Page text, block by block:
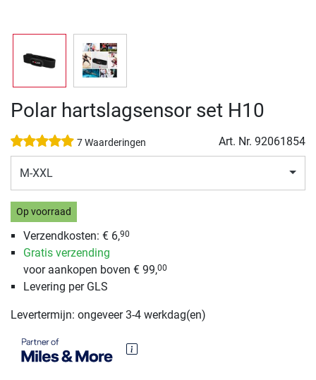
Polar hartslagsensor set H10
7 Waarderingen Art. Nr. 92061854
M-XXL
Op voorraad
Verzendkosten: € 6,90
Gratis verzending
voor aankopen boven € 99,00
Levering per GLS
Levertermijn: ongeveer 3-4 werkdag(en)